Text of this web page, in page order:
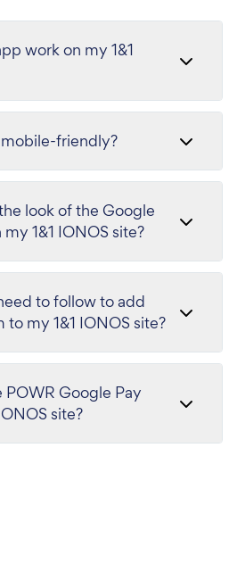
work on my 1&1
friendly?
look of the Google
1&1 IONOS site?
to follow to add
to my 1&1 IONOS site?
Google Pay
site?